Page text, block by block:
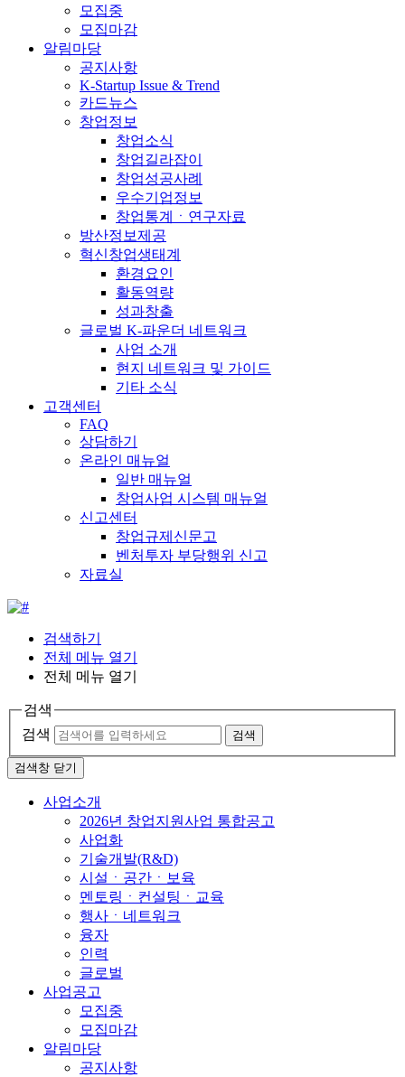
모집중
모집마감
알림마당
공지사항
K-Startup Issue & Trend
카드뉴스
창업정보
창업소식
창업길라잡이
창업성공사례
우수기업정보
창업통계ㆍ연구자료
방산정보제공
혁신창업생태계
환경요인
활동역량
성과창출
글로벌 K-파운더 네트워크
사업 소개
현지 네트워크 및 가이드
기타 소식
고객센터
FAQ
상담하기
온라인 매뉴얼
일반 매뉴얼
창업사업 시스템 매뉴얼
신고센터
창업규제신문고
벤처투자 부당행위 신고
자료실
검색하기
전체 메뉴 열기
전체 메뉴 열기
검색
검색
검색
검색창 닫기
사업소개
2026년 창업지원사업 통합공고
사업화
기술개발(R&D)
시설ㆍ공간ㆍ보육
멘토링ㆍ컨설팅ㆍ교육
행사ㆍ네트워크
융자
인력
글로벌
사업공고
모집중
모집마감
알림마당
공지사항